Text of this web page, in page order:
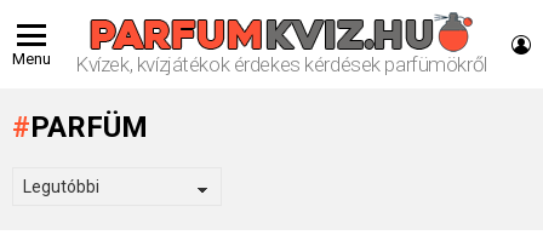
Menu Kvízek, kvízjátékok érdekes kérdések parfümökről
PARFÜM